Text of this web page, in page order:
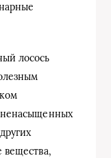
лосось